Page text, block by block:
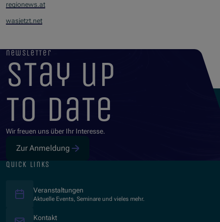
regionews.at
wasjetzt.net
newsletter
stay up
to date
Wir freuen uns über Ihr Interesse.
Zur Anmeldung
quick links
Veranstaltungen
Aktuelle Events, Seminare und vieles mehr.
Kontakt